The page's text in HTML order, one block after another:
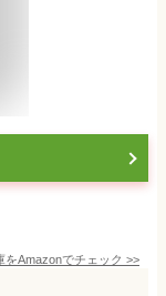
をAmazonでチェック >>